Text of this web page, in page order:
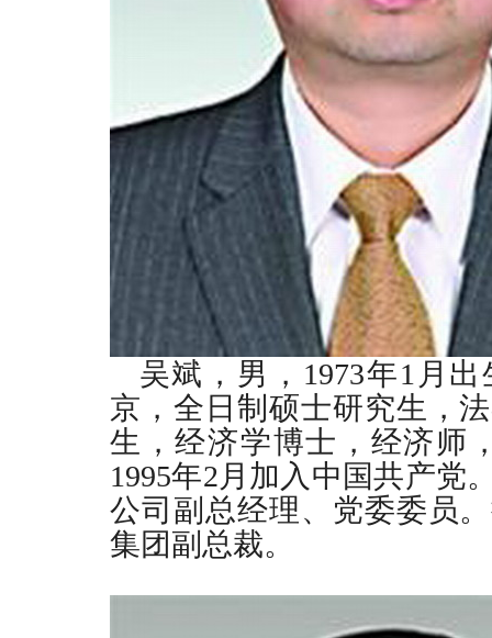
吴斌，男， 1973年1 月
京，全日制硕士研究生，
生，经济学博士，经济师
1995年2月加入中国共产党
公司副总经理、党委委员
集团副总裁。